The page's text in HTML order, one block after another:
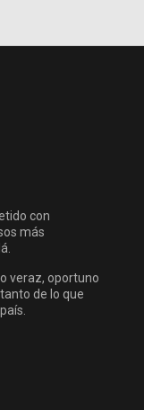
con
más
veraz, oportuno
de lo que